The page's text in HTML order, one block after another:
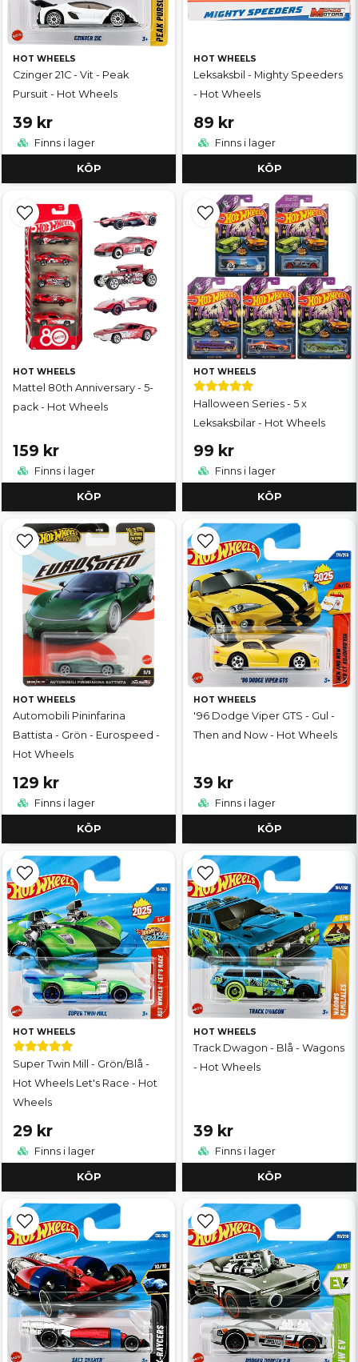
HOT WHEELS
Czinger 21C - Vit - Peak
Pursuit - Hot Wheels
39 kr
Finns i lager
KÖP
HOT WHEELS
Leksaksbil - Mighty Speeders
- Hot Wheels
89 kr
Finns i lager
KÖP
HOT WHEELS
Mattel 80th Anniversary - 5-
pack - Hot Wheels
159 kr
Finns i lager
KÖP
HOT WHEELS
Halloween Series - 5 x
Leksaksbilar - Hot Wheels
99 kr
Finns i lager
KÖP
HOT WHEELS
Automobili Pininfarina
Battista - Grön - Eurospeed -
Hot Wheels
129 kr
Finns i lager
KÖP
HOT WHEELS
'96 Dodge Viper GTS - Gul -
Then and Now - Hot Wheels
39 kr
Finns i lager
KÖP
HOT WHEELS
Super Twin Mill - Grön/Blå -
Hot Wheels Let's Race - Hot
Wheels
29 kr
Finns i lager
KÖP
HOT WHEELS
Track Dwagon - Blå - Wagons
- Hot Wheels
39 kr
Finns i lager
KÖP